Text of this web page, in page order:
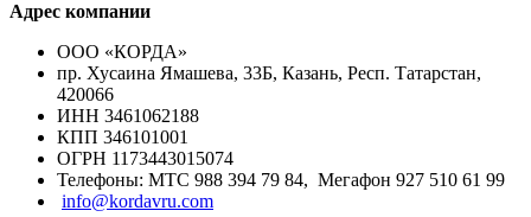
Адрес компании
ООО «КОРДА»
пр. Хусаина Ямашева, 33Б, Казань, Респ. Татарстан,
420066
ИНН 3461062188
КПП 346101001
ОГРН 1173443015074
Телефоны: МТС 988 394 79 84, Мегафон 927 510 61 99
info@kordavru.com